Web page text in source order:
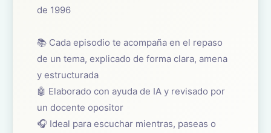
de 1996
📚 Cada episodio te acompaña en el repaso
de un tema, explicado de forma clara, amena
y estructurada
🤖 Elaborado con ayuda de IA y revisado por
un docente opositor
🎧 Ideal para escuchar mientras, paseas o